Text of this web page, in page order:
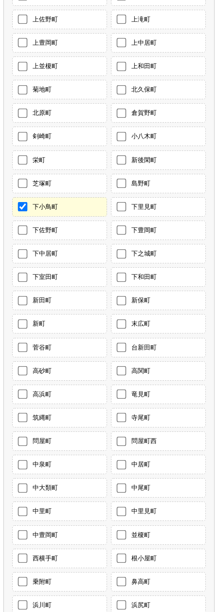
上佐野町 上滝町
上豊岡町 上中居町
上並榎町 上和田町
菊地町 北久保町
北原町 倉賀野町
剣崎町 小八木町
栄町 新後閑町
芝塚町 島野町
下小鳥町 下里見町
下佐野町 下豊岡町
下中居町 下之城町
下室田町 下和田町
新田町 新保町
新町 末広町
菅谷町 台新田町
高砂町 高関町
高浜町 竜見町
筑縄町 寺尾町
問屋町 問屋町西
中泉町 中居町
中大類町 中尾町
中里町 中里見町
中豊岡町 並榎町
西横手町 根小屋町
乗附町 鼻高町
浜川町 浜尻町